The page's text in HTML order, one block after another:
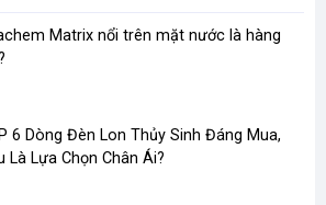
Matrix nổi trên mặt nước là hàng
6 Dòng Đèn Lon Thủy Sinh Đáng Mua,
Là Lựa Chọn Chân Ái?